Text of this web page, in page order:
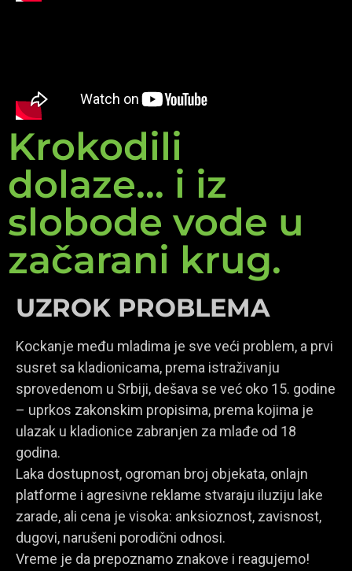
Krokodili
dolaze... i iz
slobode vode u
začarani krug.
UZROK PROBLEMA
Kockanje među mladima je sve veći problem, a prvi
susret sa kladionicama, prema istraživanju
sprovedenom u Srbiji, dešava se već oko 15. godine
– uprkos zakonskim propisima, prema kojima je
ulazak u kladionice zabranjen za mlađe od 18
godina.
Laka dostupnost, ogroman broj objekata, onlajn
platforme i agresivne reklame stvaraju iluziju lake
zarade, ali cena je visoka: anksioznost, zavisnost,
dugovi, narušeni porodični odnosi.
Vreme je da prepoznamo znakove i reagujemo!